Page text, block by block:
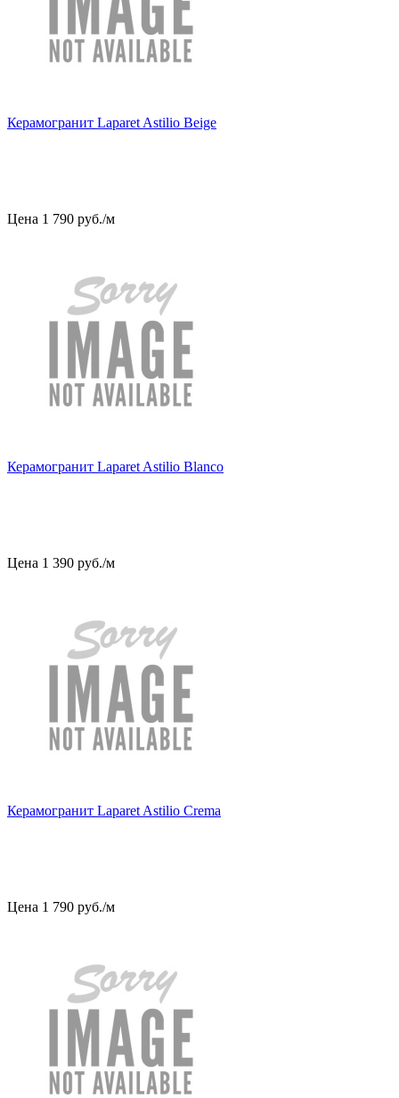
Керамогранит Laparet Astilio Beige
Цена 1 790 руб./м
Керамогранит Laparet Astilio Blanco
Цена 1 390 руб./м
Керамогранит Laparet Astilio Crema
Цена 1 790 руб./м